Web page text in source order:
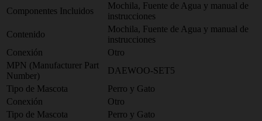
Componentes Incluidos
Mochila, Fuente de Agua y manual de
instrucciones
Contenido
Mochila, Fuente de Agua y manual de
instrucciones
Conexión
Otro
MPN (Manufacturer Part
Number)
DAEWOO-SET5
Tipo de Mascota
Perro y Gato
Conexión
Otro
Tipo de Mascota
Perro y Gato